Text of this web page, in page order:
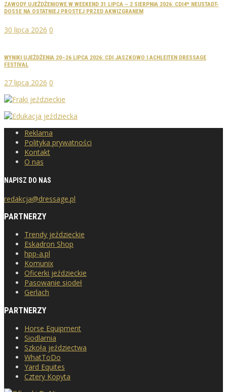
ZAWODY UJEŻDŻENIOWE W WEEKEND 31 LIPCA – 2 SIERPNIA 2026: CDI4* NEUSTADT-
DOSSE NA OSTATNIEJ PROSTEJ PRZED AKWIZGRANEM
30 lipca 2026 0
WYNIKI UJEŻDŻENIA 20–26 LIPCA 2026: CDI JASZKOWO I ACHLEITEN DRESSAGE
FESTIVAL
27 lipca 2026 0
Reklama
Polityka prywatności
Kontakt
O nas
NAPISZ DO NAS
redakcja@dressage.pl
PARTNERZY
Trendy jeździeckie
Eskadron Shop
hpp-a.pl
Komunix
Oficerki jeździeckie
Pasowanie siodeł
Gerlach
PARTNERZY
Horse Equipment
Siodlarnia
Szkoła jeździectwa
WhatToDo
Yard Equites
Cztery Kopyta